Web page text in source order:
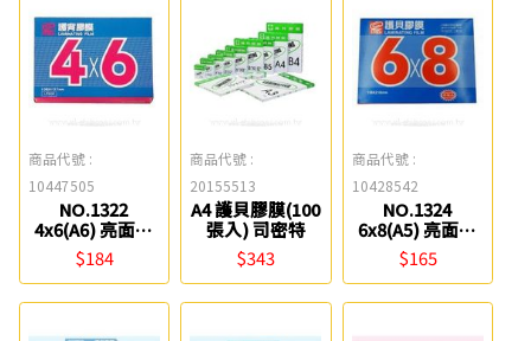
商品代號 :
10447505
NO.1322
4x6(A6) 亮面護
貝膠膜(200張入)
MBS
$184
商品代號 :
20155513
A4 護貝膠膜(100
張入) 司密特
$343
商品代號 :
10428542
NO.1324
6x8(A5) 亮面護
貝膠膜(100張入)
MBS
$165